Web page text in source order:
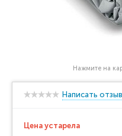
Нажмите на
Написать отзыв
Цена устарела